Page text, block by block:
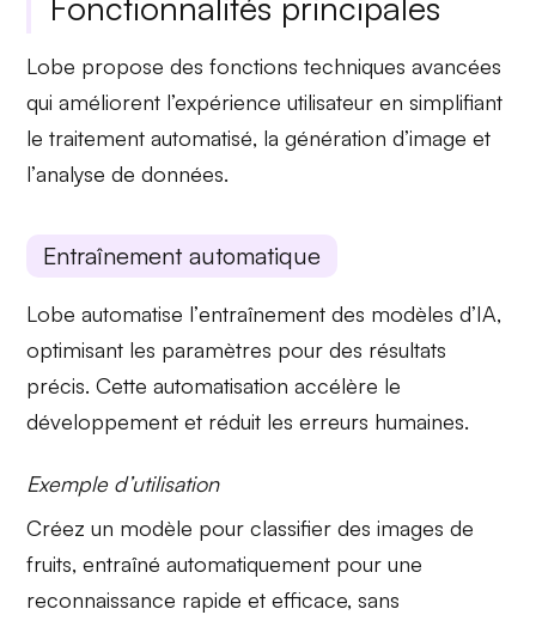
Lobe propose desfonctions techniques avancées
qui améliorent l’expérience utilisateur en simplifiant
letraitement automatisé, lagénération d’image et
l’analyse de données.
Entraînement automatique
Lobe automatise l’entraînement des modèles d’IA,
optimisant les paramètres pour des résultats
précis. Cetteautomatisation accélère le
développement et réduit les erreurs humaines.
Exemple d’utilisation
Créez un modèle pourclassifier des images de
fruits, entraîné automatiquement pour une
reconnaissance rapide et efficace, sans